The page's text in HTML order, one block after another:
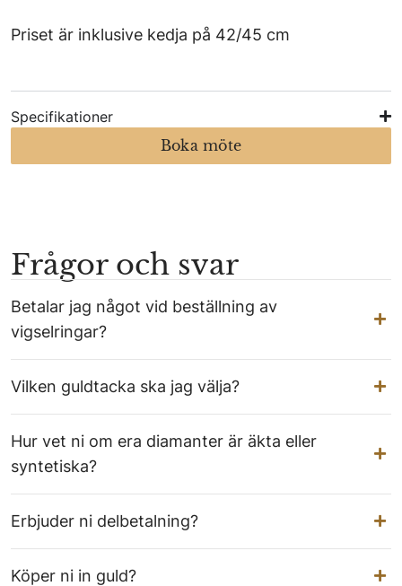
Priset är inklusive kedja på 42/45 cm
Specifikationer
Boka möte
Frågor och svar
Betalar jag något vid beställning av
vigselringar?
Vilken guldtacka ska jag välja?
Hur vet ni om era diamanter är äkta eller
syntetiska?
Erbjuder ni delbetalning?
Köper ni in guld?